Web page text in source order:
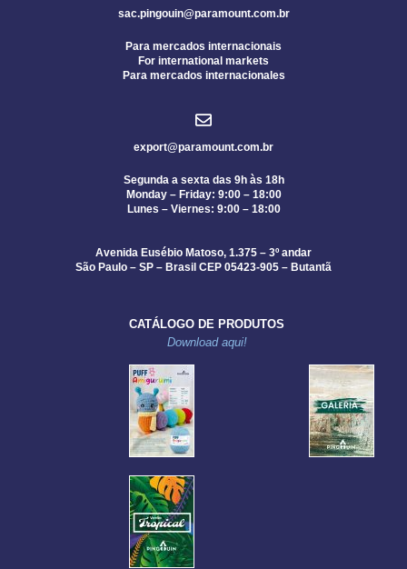
sac.pingouin@paramount.com.br
Para mercados internacionais
For international markets
Para mercados internacionales
export@paramount.com.br
Segunda a sexta das 9h às 18h
Monday – Friday: 9:00 – 18:00
Lunes – Viernes: 9:00 – 18:00
Avenida Eusébio Matoso, 1.375 – 3º andar
São Paulo – SP – Brasil CEP 05423-905 – Butantã
CATÁLOGO DE PRODUTOS
Download aqui!